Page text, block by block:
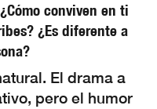
conviven en ti
¿Es diferente a
El drama a
pero el humor